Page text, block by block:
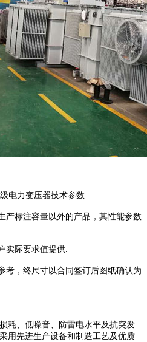
电力变压器技术参数
标注容量以外的产品，其性能参数
际要求值提供.
，终尺寸以合同签订后图纸确认为
、低噪音、防雷电水平及抗突发
用先进生产设备和制造工艺及优质